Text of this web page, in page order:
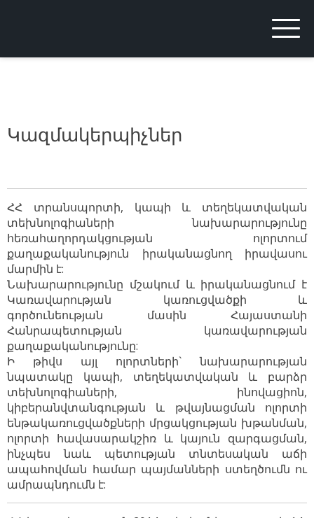
Կազմակերպիչներ
ՀՀ տրանսպորտի, կապի և տեղեկատվական
տեխնոլոգիաների նախարարությունը
հեռահաղորդակցության ոլորտում
քաղաքականություն իրականացնող իրավասու
մարմին է:
Նախարարությունը մշակում և իրականացնում է
Կառավարության կառուցվածքի և
գործունեության մասին Հայաստանի
Հանրապետության կառավարության
քաղաքականությունը:
Ի թիվս այլ ոլորտների` նախարարության
նպատակը կապի, տեղեկատվական և բարձր
տեխնոլոգիաների, ինովացիոն,
կիբերանվտանգության և թվայնացման ոլորտի
ենթակառուցվածքների մրցակցության խթանման,
ոլորտի հավասարակշիռ և կայուն զարգացման,
ինչպես նաև պետության տնտեսական աճի
ապահովման համար պայմանների ստեղծումն ու
ամրապնդումն է: